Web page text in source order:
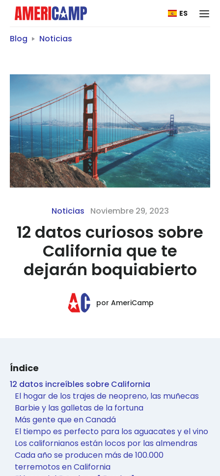
ES
Blog Noticias
Noticias Noviembre 29, 2023
12 datos curiosos sobre
California que te
dejarán boquiabierto
por AmeriCamp
Índice
12 datos increíbles sobre California
El hogar de los trajes de neopreno, las muñecas
Barbie y las galletas de la fortuna
Más gente que en Canadá
El tiempo es perfecto para los aguacates y el vino
Los californianos están locos por las almendras
Cada año se producen más de 100.000
terremotos en California